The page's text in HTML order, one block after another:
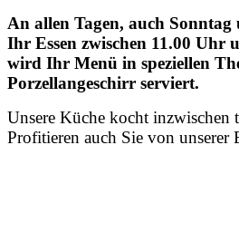
An allen Tagen, auch
Ihr Essen zwischen 11.00 Uhr
wird Ihr Menü in speziellen
Porzellangeschirr serviert.
Unsere Küche kocht inzwischen
Profitieren auch Sie von unserer